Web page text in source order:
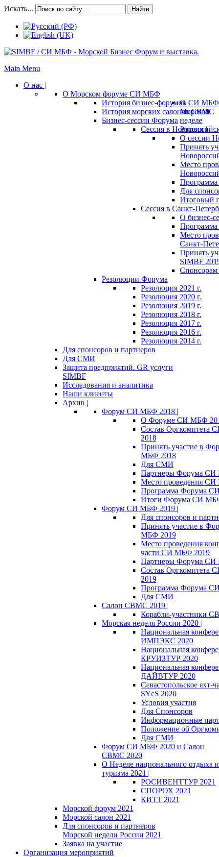
Искать... Найти
Main Menu
О нас |
О Морском форуме СИ МБФ
История бизнес-форумов СИ МБФ
История морских салонов СВМС
Бизнес-сессии Форума
Сессия в
О сессии
Принять
Место
Программа
Для
Итоговый
Сессия в Санкт-
О бизнес-
Программа
Место
Санкт-
Принять
SIMBF
Спонсорам
Резолюции Форума
Резолюция 2021 г.
Резолюция 2020 г.
Резолюция 2019 г.
Резолюция 2018 г.
Резолюция 2017 г.
Резолюция 2016 г.
Резолюция 2014 г.
Для спонсоров и партнеров
Для СМИ
Защита предприятий. GR услуги
SIMBF
Исследования и аналитика
Наши клиенты
Архив |
Форум СИ МБФ 2018 |
О Форуме СИ МБФ
Состав Оргкомитета
2018
Принять участие в
МБФ 2018
Для СМИ
Партнеры Форума
Место проведения
Программа Форума
Итоги Форума СИ
Форум СИ МБФ 2019 |
Для спонсоров и
Принять участие в
МБФ 2019
Место проведения
части СИ МБФ 2019
Партнеры Форума
Состав Оргкомитета
2019
Программа Форума
Для СМИ
Салон СВМС 2019 |
Корабли-участники
Морская неделя России 2020 |
Национальная
ИМПЭКС 2020
Национальная
КРУИЗТУР 2020
Национальная
ДАЙВТУР 2020
Севастопольское яхт-
SYcS 2020
Условия участия
Для Спонсоров
Информационные
Положение об
Для СМИ
Форум СИ МБФ 2020 и Салон
СВМС 2020
О Неделе национального отдыха и
туризма 2021 |
РОСИВЕНТТУР 2021
СПОРОХ 2021
КИТТ 2021
О
Морской
неделе
России |
Морской форум 2021
Морской салон 2021
Для спонсоров и партнеров
Морской недели России 2021
Заявка на участие
Организация мероприятий